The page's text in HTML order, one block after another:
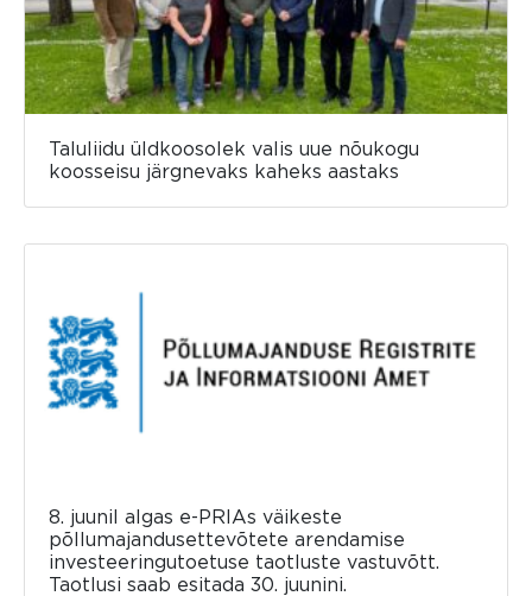
Taluliidu üldkoosolek valis uue nõukogu
koosseisu järgnevaks kaheks aastaks
8. juunil algas e-PRIAs väikeste
põllumajandusettevõtete arendamise
investeeringutoetuse taotluste vastuvõtt.
Taotlusi saab esitada 30. juunini.